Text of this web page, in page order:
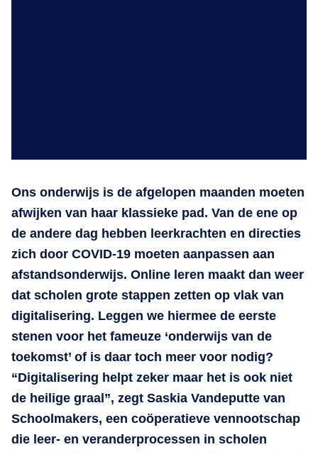
Ons onderwijs is de afgelopen maanden moeten
afwijken van haar klassieke pad. Van de ene op
de andere dag hebben leerkrachten en directies
zich door COVID-19 moeten aanpassen aan
afstandsonderwijs. Online leren maakt dan weer
dat scholen grote stappen zetten op vlak van
digitalisering. Leggen we hiermee de eerste
stenen voor het fameuze ‘onderwijs van de
toekomst’ of is daar toch meer voor nodig?
“Digitalisering helpt zeker maar het is ook niet
de heilige graal”, zegt Saskia Vandeputte van
Schoolmakers, een coöperatieve vennootschap
die leer- en veranderprocessen in scholen